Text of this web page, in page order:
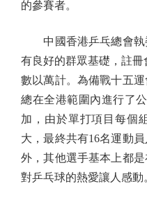
的參賽者。
中國香港乒乓總會執
有良好的群眾基礎，註冊
數以萬計。為備戰十五
總在全港範圍內進行了
加，由於單打項目每個
大，最終共有16名運動
外，其他選手基本上都
對乒乓球的熱愛讓人感動